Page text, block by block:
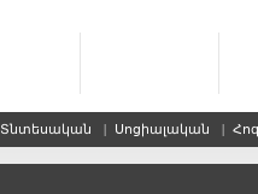
Տնտեսական | Սոցիալական |